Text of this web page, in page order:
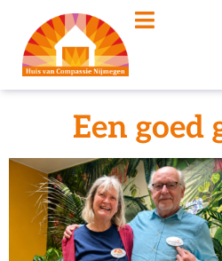
Een goed